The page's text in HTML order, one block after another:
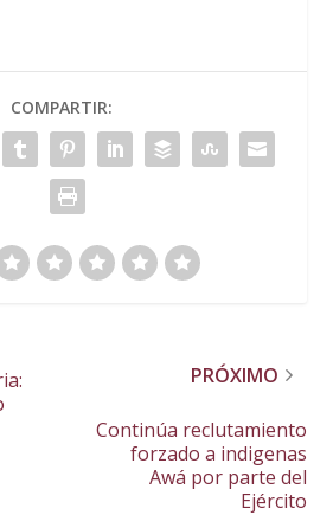
COMPARTIR:
PRÓXIMO
Continúa reclutamiento
forzado a indigenas
Awá por parte del
Ejército